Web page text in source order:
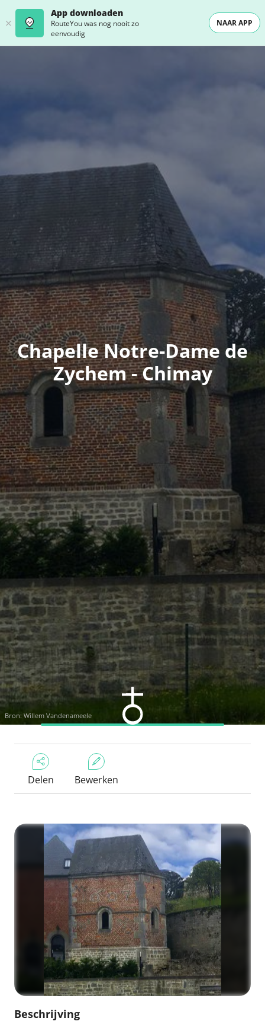
App downloaden
RouteYou was nog nooit zo
eenvoudig
NAAR APP
Chapelle Notre-Dame de
Zychem - Chimay
Bron: Willem Vandenameele
Delen Bewerken
Beschrijving